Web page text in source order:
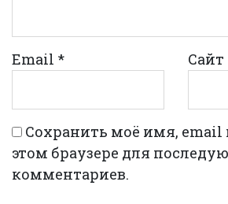
Email * Сайт
Сохранить моё имя, email
этом браузере для
комментариев.